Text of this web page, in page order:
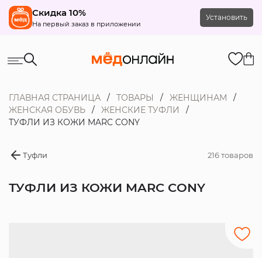
Скидка 10%
На первый заказ в приложении
Установить
ГЛАВНАЯ СТРАНИЦА ТОВАРЫ
ЖЕНЩИНАМ
ЖЕНСКАЯ ОБУВЬ
ЖЕНСКИЕ ТУФЛИ
ТУФЛИ ИЗ КОЖИ MARC CONY
Туфли 216 товаров
ТУФЛИ ИЗ КОЖИ MARC CONY